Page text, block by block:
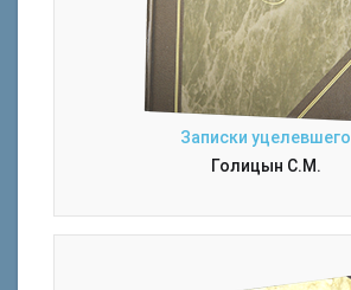
Записки уцелевшего
Голицын С.М.